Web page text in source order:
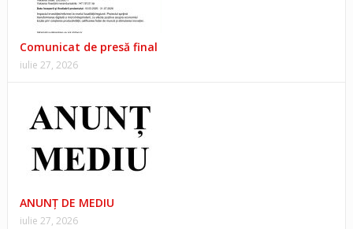
Comunicat de presă final
iulie 27, 2026
ANUNŢ DE MEDIU
iulie 27, 2026